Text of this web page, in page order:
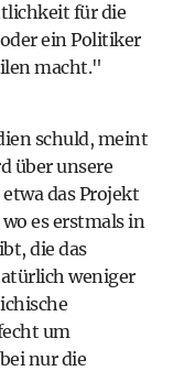
für die
ein Politiker
macht."
schuld, meint
über unsere
das Projekt
es erstmals in
die das
weniger
um
nur die